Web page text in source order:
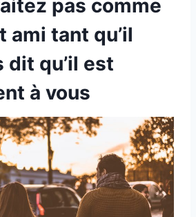
pas comme
ami tant qu’il
dit qu’il est
à vous